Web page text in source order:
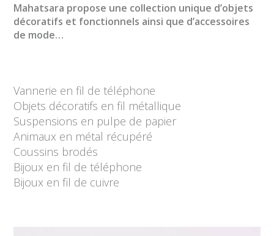
Mahatsara propose une collection unique d’objets
décoratifs et fonctionnels ainsi que d’accessoires
de mode…
Vannerie en fil de téléphone
Objets décoratifs en fil métallique
Suspensions en pulpe de papier
Animaux en métal récupéré
Coussins brodés
Bijoux en fil de téléphone
Bijoux en fil de cuivre